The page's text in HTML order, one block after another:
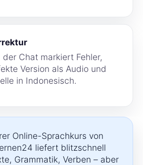
Chat markiert Fehler,
Version als Audio und
in Indonesisch.
Online-Sprachkurs von
liefert blitzschnell
Grammatik, Verben – aber